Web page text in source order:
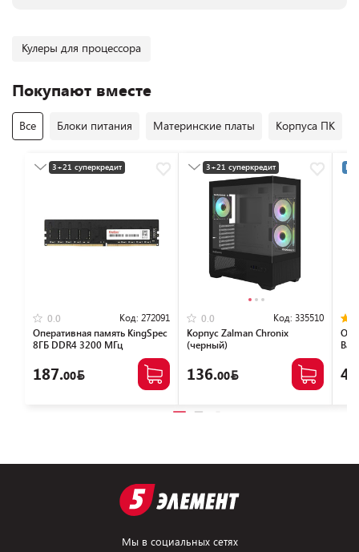
Кулеры для процессора
Покупают вместе
Все Блоки питания Материнские платы Корпуса ПК
3+21 суперкредит
0.0 Код: 272091
Оперативная память KingSpec
8ГБ DDR4 3200 МГц
187.00
3+21 суперкредит
Разумная цена
0.0 Код: 335510
Корпус Zalman Chronix
(черный)
136.00
Мы в социальных сетях